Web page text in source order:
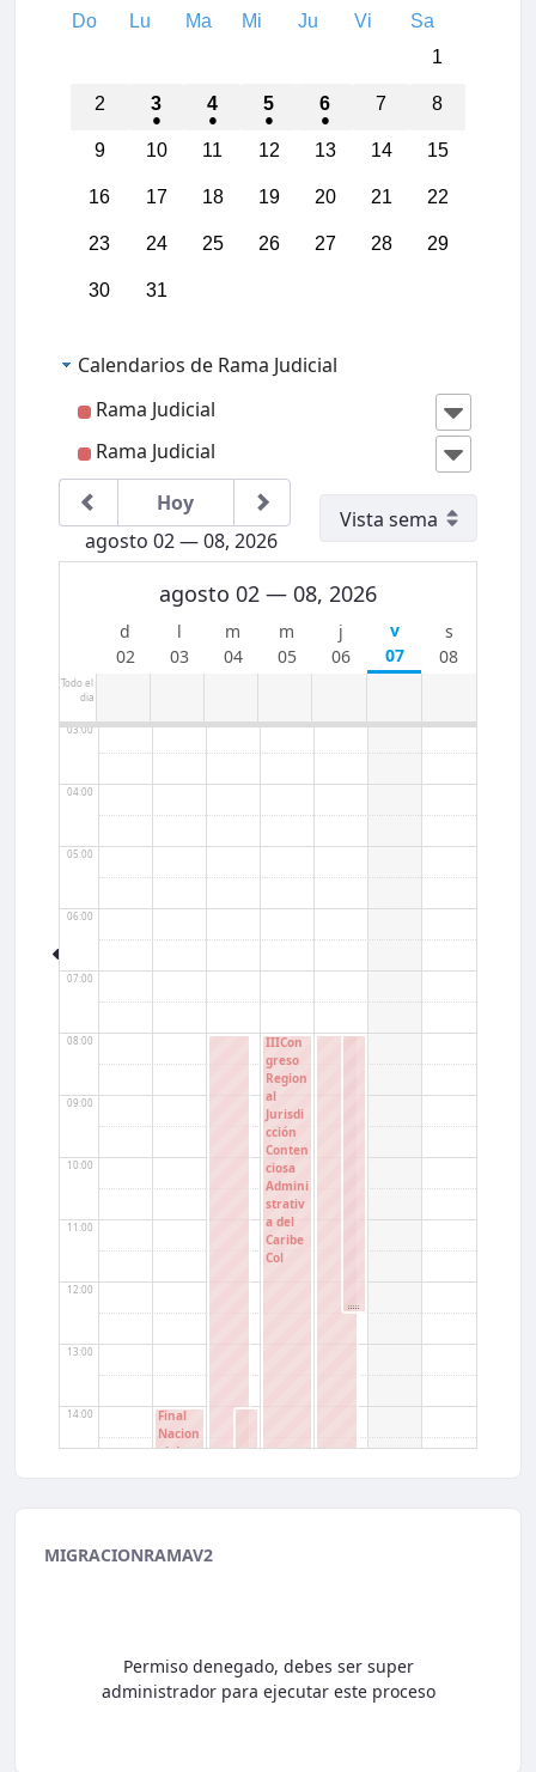
Do Lu Ma Mi Ju Vi
Sa
1
2 3 4 5 6 7 8
9 10 11 12 13 14 15
16 17 18 19 20 21 22
23 24 25 26 27 28 29
30 31
Calendarios de Rama Judicial
Rama Judicial
Rama Judicial
Hoy
agosto 02 — 08, 2026
agosto 02 — 08, 2026
02 03 04 05 06 07 08
Todo el
dia
00:00
03:00
04:00
05:00
06:00
07:00
08:00
09:00
10:00
11:00
12:00
13:00
14:00
15:00
Final
Nacion
al de
2026
o Arias
IIICon
greso
Region
al
Jurisdi
cción
Conten
ciosa
Admini
strativ
a del
Caribe
Col
MIGRACIONRAMAV2
Permiso denegado, debes ser super
administrador para ejecutar este proceso